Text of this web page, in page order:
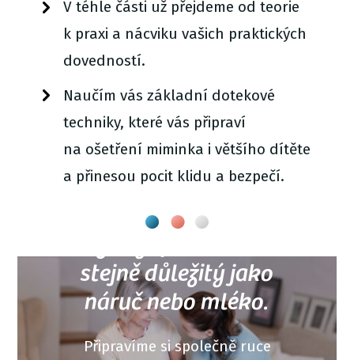
V téhle části už přejdeme od teorie
k praxi a nácviku vašich praktických
dovedností.
Naučím vás základní dotekové
techniky, které vás připraví
na ošetření miminka i většího dítěte
a přinesou pocit klidu a bezpečí.
Zažijete, že váš dotek
stejně důležitý jako
náruč nebo mléko.
Připravíme si společně ruce